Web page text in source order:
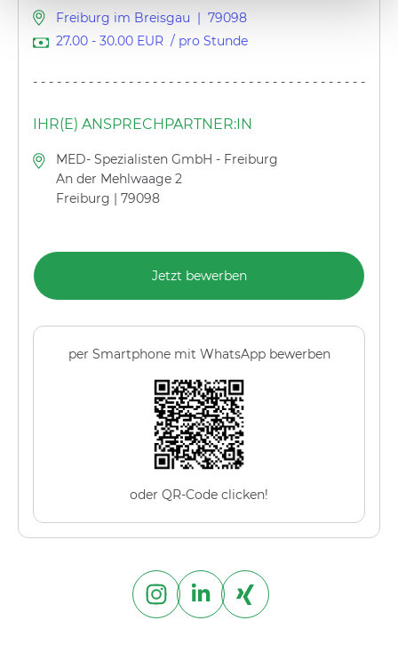
Freiburg im Breisgau | 79098
27.00 - 30.00 EUR / pro Stunde
IHR(E) ANSPRECHPARTNER:IN
MED- Spezialisten GmbH - Freiburg
An der Mehlwaage 2
Freiburg | 79098
Jetzt bewerben
per Smartphone mit WhatsApp bewerben
oder QR-Code clicken!